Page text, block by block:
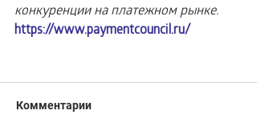
конкуренции на платежном рынке.
https://www.paymentcouncil.ru/
Комментарии